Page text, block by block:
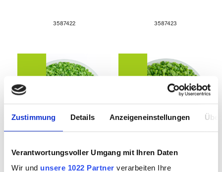
Zustimmung Details Anzeigeneinstellungen
Verantwortungsvoller Umgang mit Ihren Daten
Wir und unsere 1022 Partner verarbeiten Ihre
3587422 3587423
OPTUL FLOAT
OPTUL FLOAT